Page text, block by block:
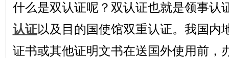
什么是双认证呢？双认证也就是领事认
认证以及目的国使馆双重认证。我国内
证书或其他证明文书在送国外使用前，